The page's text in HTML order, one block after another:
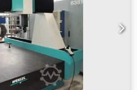
Wenzel LH 87 CMM stroju koji
nas za više detalja. •
2 • Model upravljačke jedinice:
Tip 1 • Verzija upravljačkog
05.07.2018. • Verzija
Renishaw PH10M-PLUS •
SP25M • Stalak za izmjenu
Modul sonde: SP25M • Ručni